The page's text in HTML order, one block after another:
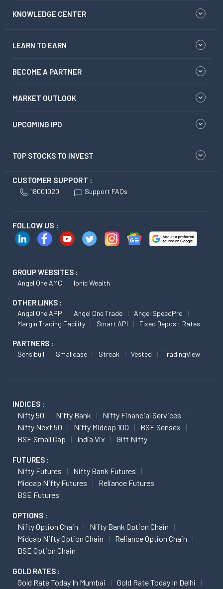
KNOWLEDGE CENTER
LEARN TO EARN
BECOME A PARTNER
MARKET OUTLOOK
UPCOMING IPO
TOP STOCKS TO INVEST
CUSTOMER SUPPORT :
18001020 Support FAQs
FOLLOW US :
GROUP WEBSITES :
Angel One AMC Ionic Wealth
OTHER LINKS :
Angel One APP Angel One Trade
Angel SpeedPro
Margin Trading Facility
Smart API Fixed Deposit Rates
PARTNERS :
Sensibull Smallcase Streak Vested TradingView
INDICES :
Nifty 50 Nifty Bank
Nifty Financial Services
Nifty Next 50
Nifty Midcap 100
BSE Sensex
BSE Small Cap
India Vix Gift Nifty
FUTURES :
Nifty Futures
Nifty Bank Futures
Midcap Nifty Futures
Reliance Futures
BSE Futures
OPTIONS :
Nifty Option Chain
Nifty Bank Option Chain
Midcap Nifty Option Chain
Reliance Option Chain
BSE Option Chain
GOLD RATES :
Gold Rate Today In Mumbai
Gold Rate Today In Delhi